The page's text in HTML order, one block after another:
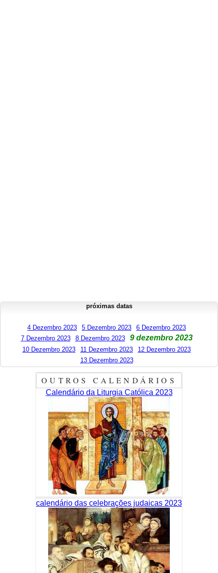
próximas datas
4 Dezembro 2023 5 Dezembro 2023
6 Dezembro 2023
7 Dezembro 2023
8 Dezembro 2023 9 dezembro 2023
10 Dezembro 2023 11 Dezembro 2023
12 Dezembro 2023
13 Dezembro 2023
OUTROS CALENDÁRIOS
Calendário da Liturgia Católica 2023
calendário das celebrações judaicas 2023